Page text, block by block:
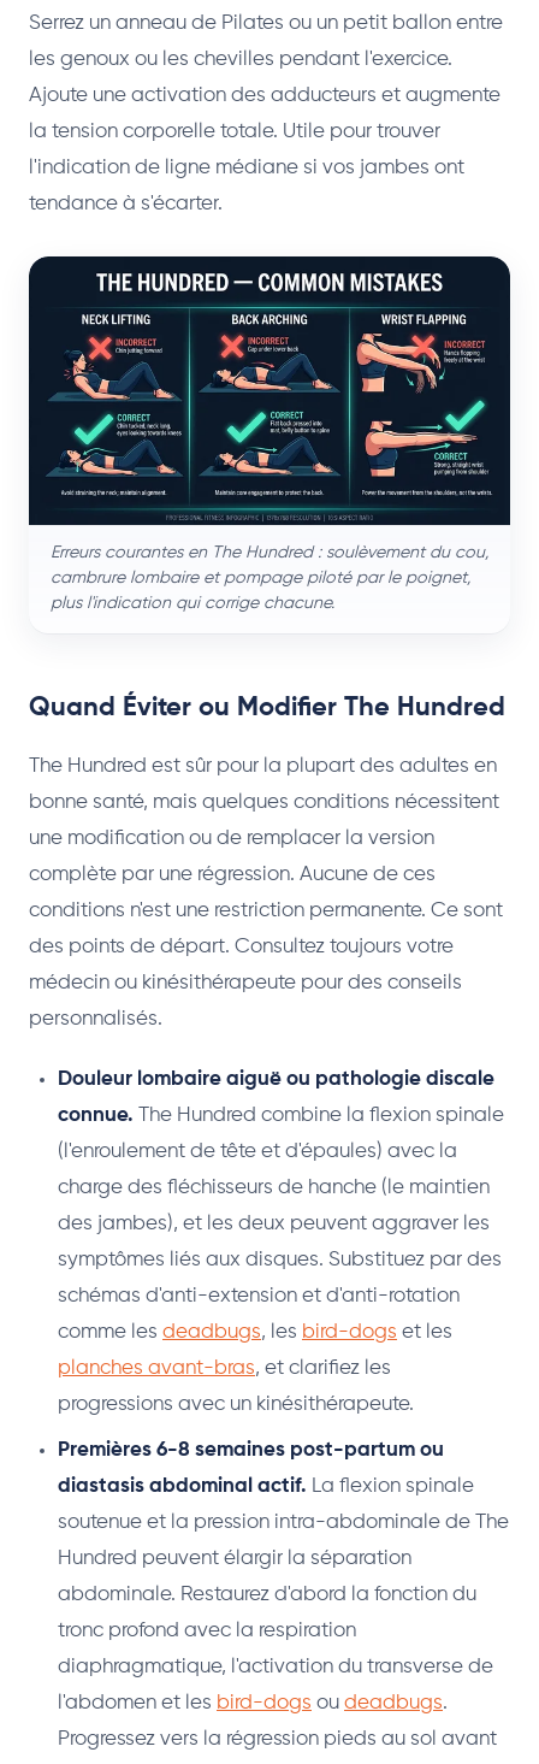
Serrez un anneau de Pilates ou un petit ballon entre
les genoux ou les chevilles pendant l'exercice.
Ajoute une activation des adducteurs et augmente
la tension corporelle totale. Utile pour trouver
l'indication de ligne médiane si vos jambes ont
tendance à s'écarter.
Erreurs courantes en The Hundred : soulèvement du cou,
cambrure lombaire et pompage piloté par le poignet,
plus l'indication qui corrige chacune.
Quand Éviter ou Modifier The Hundred
The Hundred est sûr pour la plupart des adultes en
bonne santé, mais quelques conditions nécessitent
une modification ou de remplacer la version
complète par une régression. Aucune de ces
conditions n'est une restriction permanente. Ce sont
des points de départ. Consultez toujours votre
médecin ou kinésithérapeute pour des conseils
personnalisés.
Douleur lombaire aiguë ou pathologie discale
connue. The Hundred combine la flexion spinale
(l'enroulement de tête et d'épaules) avec la
charge des fléchisseurs de hanche (le maintien
des jambes), et les deux peuvent aggraver les
symptômes liés aux disques. Substituez par des
schémas d'anti-extension et d'anti-rotation
comme les deadbugs, les bird-dogs et les
planches avant-bras, et clarifiez les
progressions avec un kinésithérapeute.
Premières 6-8 semaines post-partum ou
diastasis abdominal actif. La flexion spinale
soutenue et la pression intra-abdominale de The
Hundred peuvent élargir la séparation
abdominale. Restaurez d'abord la fonction du
tronc profond avec la respiration
diaphragmatique, l'activation du transverse de
l'abdomen et les bird-dogs ou deadbugs.
Progressez vers la régression pieds au sol avant